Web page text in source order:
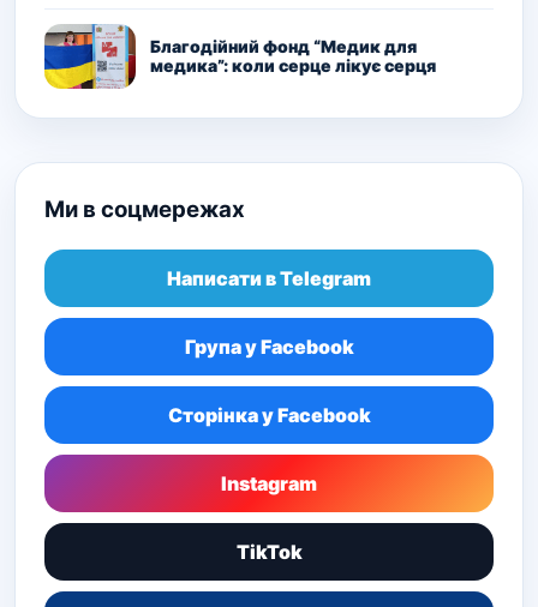
Благодійний фонд “Медик для
медика”: коли серце лікує серця
Ми в соцмережах
Написати в Telegram
Група у Facebook
Сторінка у Facebook
Instagram
TikTok